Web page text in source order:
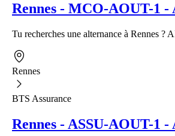
Rennes - MCO-AOUT-1
Tu recherches une alternance à Rennes ?
Rennes
BTS Assurance
Rennes - ASSU-AOUT-1